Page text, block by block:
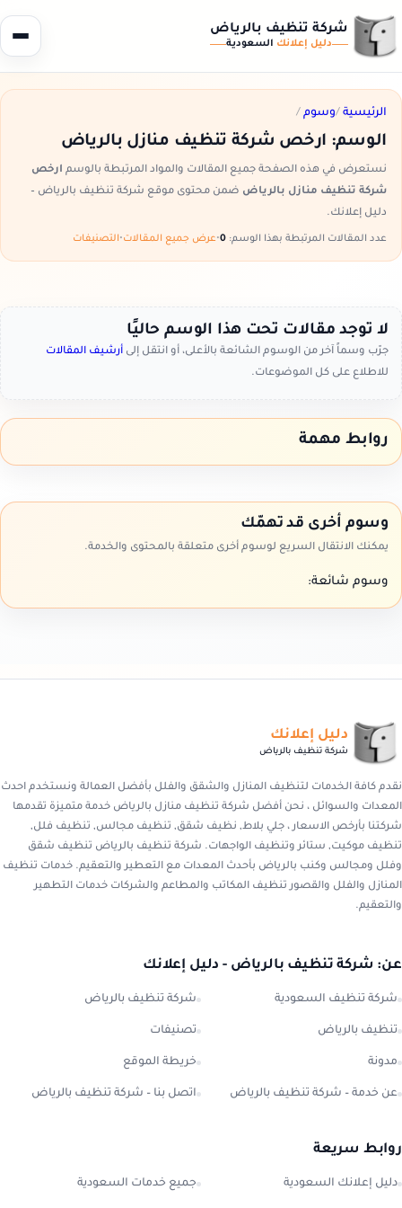
شركة تنظيف بالرياض
دليل إعلانك السعودية
الرئيسية /وسوم /
الوسم: ارخص شركة تنظيف منازل بالرياض
نستعرض في هذه الصفحة جميع المقالات والمواد المرتبطة بالوسم ارخص
شركة تنظيف منازل بالرياض ضمن محتوى موقع شركة تنظيف بالرياض –
دليل إعلانك.
عدد المقالات المرتبطة بهذا الوسم: •عرض جميع المقالات•التصنيفات
لا توجد مقالات تحت هذا الوسم حاليًا
جرّب وسماً آخر من الوسوم الشائعة بالأعلى، أو انتقل إلى أرشيف المقالات
للاطلاع على كل الموضوعات.
روابط مهمة
وسوم أخرى قد تهمّك
يمكنك الانتقال السريع لوسوم أخرى متعلقة بالمحتوى والخدمة.
وسوم شائعة:
دليل إعلانك
شركة تنظيف بالرياض
نقدم كافة الخدمات لتنظيف المنازل والشقق والفلل بأفضل العمالة ونستخدم احدث
المعدات والسوائل ، نحن أفضل شركة تنظيف منازل بالرياض خدمة متميزة تقدمها
شركتنا بأرخص الاسعار ، جلي بلاط, نظيف شقق, تنظيف مجالس, تنظيف فلل,
تنظيف موكيت, ستائر وتنظيف الواجهات. شركة تنظيف بالرياض تنظيف شقق
وفلل ومجالس وكنب بالرياض بأحدث المعدات مع التعطير والتعقيم. خدمات تنظيف
المنازل والفلل والقصور تنظيف المكاتب والمطاعم والشركات خدمات التطهير
والتعقيم.
عن: شركة تنظيف بالرياض - دليل إعلانك
شركة تنظيف السعودية شركة تنظيف بالرياض
تنظيف بالرياض تصنيفات
مدونة خريطة الموقع
عن خدمة – شركة تنظيف بالرياض اتصل بنا – شركة تنظيف بالرياض
روابط سريعة
دليل إعلانك السعودية جميع خدمات السعودية